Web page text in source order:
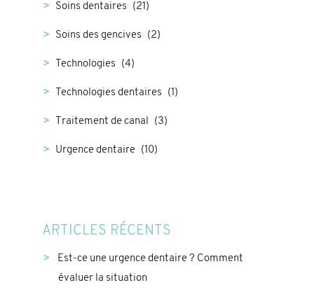
Soins dentaires (21)
Soins des gencives (2)
Technologies (4)
Technologies dentaires (1)
Traitement de canal (3)
Urgence dentaire (10)
ARTICLES RÉCENTS
Est-ce une urgence dentaire ? Comment
évaluer la situation